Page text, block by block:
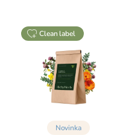
clean label
Novinka